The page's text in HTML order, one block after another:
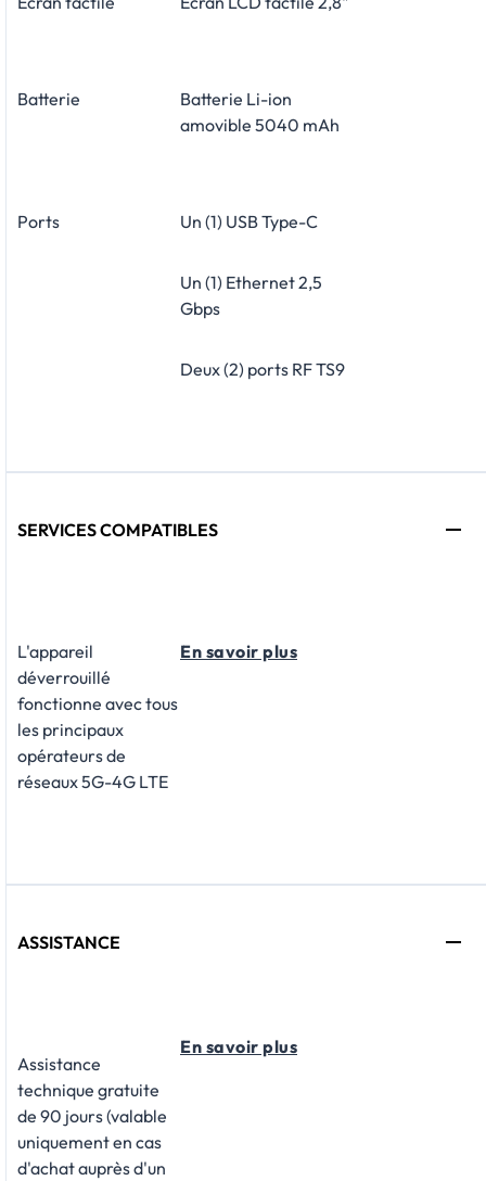
Batterie
Batterie Li-ion
amovible 5040 mAh
Ports Un (1) USB Type-C
Un (1) Ethernet 2,5
Gbps
Deux (2) ports RF TS9
SERVICES COMPATIBLES
L'appareil
déverrouillé
fonctionne avec tous
les principaux
opérateurs de
réseaux 5G-4G LTE
En savoir plus
ASSISTANCE
Assistance
technique gratuite
de 90 jours (valable
uniquement en cas
d'achat auprès d'un
En savoir plus